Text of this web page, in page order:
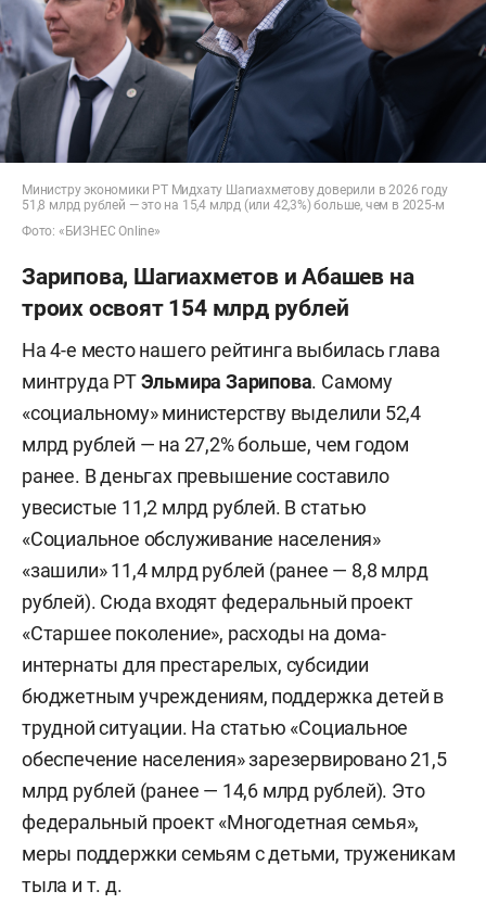
Министру экономики РТ Мидхату Шагиахметову доверили в 2026 году
51,8 млрд рублей — это на 15,4 млрд (или 42,3%) больше, чем в 2025-м
Фото: «БИЗНЕС Online»
Зарипова, Шагиахметов и Абашев на
троих освоят 154 млрд рублей
На 4-е место нашего рейтинга выбилась глава
минтруда РТЭльмира Зарипова. Самому
«социальному» министерству выделили 52,4
млрд рублей — на 27,2% больше, чем годом
ранее. В деньгах превышение составило
увесистые 11,2 млрд рублей. В статью
«Социальное обслуживание населения»
«зашили» 11,4 млрд рублей (ранее — 8,8 млрд
рублей). Сюда входят федеральный проект
«Старшее поколение», расходы на дома-
интернаты для престарелых, субсидии
бюджетным учреждениям, поддержка детей в
трудной ситуации. На статью «Социальное
обеспечение населения» зарезервировано 21,5
млрд рублей (ранее — 14,6 млрд рублей). Это
федеральный проект «Многодетная семья»,
меры поддержки семьям с детьми, труженикам
тыла и т. д.